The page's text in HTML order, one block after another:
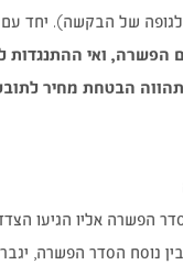
של הבקשה). יחד עם
הפשרה, ואי
הבטחת מחיר
הפשרה אליו הגיעו
נוסח הסדר הפשרה,